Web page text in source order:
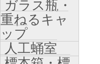
ガラス瓶・
重ねるキャ
ップ
人工蛹室